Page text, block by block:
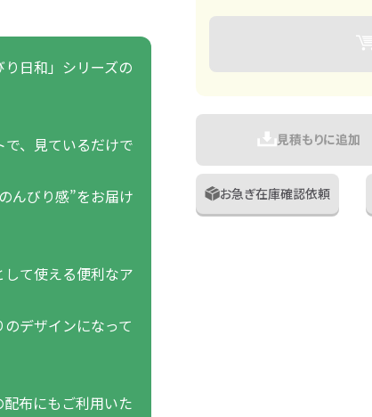
日和」シリーズの
、見ているだけで
んびり感”をお届け
て使える便利なア
デザインになって
布にもご利用いた
見積もりに追加
お急ぎ在庫確認依頼